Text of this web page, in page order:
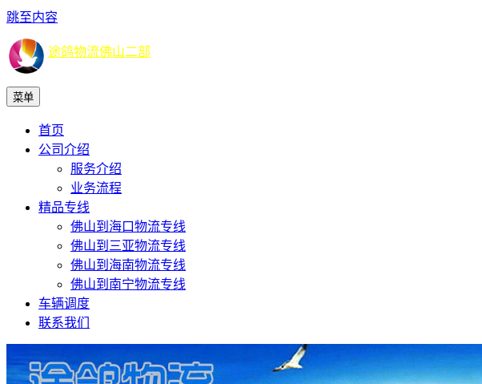
跳至内容
途鸽物流佛山二部
菜单
首页
公司介绍
服务介绍
业务流程
精品专线
佛山到海口物流专线
佛山到三亚物流专线
佛山到海南物流专线
佛山到南宁物流专线
车辆调度
联系我们